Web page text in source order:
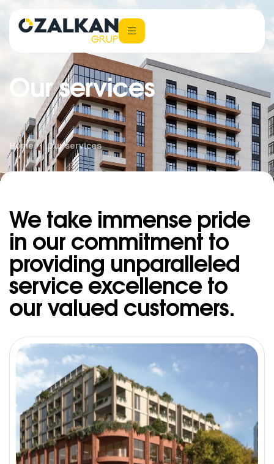
Our services
Home Our services
We take immense pride
in our commitment to
providing unparalleled
service excellence to
our valued customers.